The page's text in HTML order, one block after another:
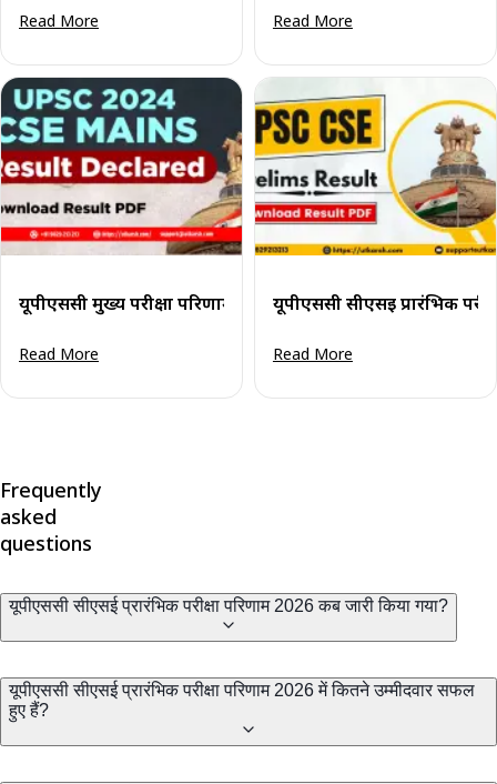
Read More Read More
यूपीएससी मुख्य परीक्षा परिणाम 2024 (घोषित) परिणाम पीडीएफ
Read More
यूपीएससी सीएसई प्रारंभिक
Read More
Frequently
asked
questions
यूपीएससी सीएसई प्रारंभिक परीक्षा परिणाम 2026 कब जारी किया गया?
यूपीएससी सीएसई प्रारंभिक परीक्षा परिणाम 2026 में कितने उम्मीदवार सफल
हुए हैं?